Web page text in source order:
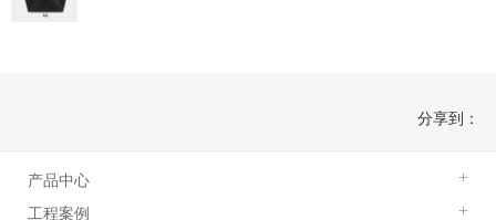
分享到：
产品中心 +
工程案例 +